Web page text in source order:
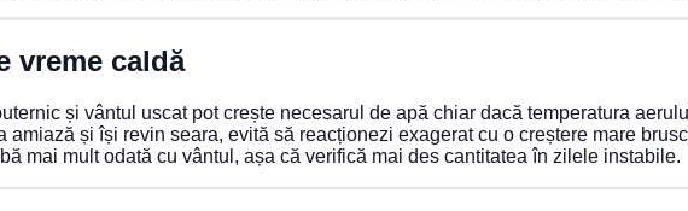
vreme caldă
și vântul uscat pot crește necesarul de apă chiar dacă temperatura
amiază și își revin seara, evită să reacționezi exagerat cu o creștere mare
mai mult odată cu vântul, așa că verifică mai des cantitatea în zilele instabile.